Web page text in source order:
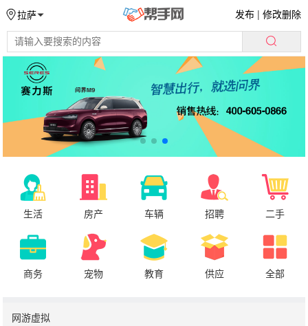
拉萨 发布 |修改删除
生活 房产 车辆 招聘 二手
商务 宠物 教育 供应 全部
网游虚拟